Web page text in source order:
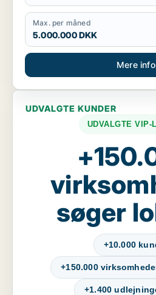
Max. per måned
5.000.000 DKK
Mere info
UDVALGTE KUNDER
UDVALGTE VIP-
søger
+10.000
+150.000
+1.400